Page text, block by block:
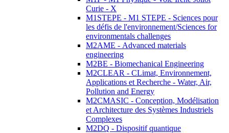
Curie - X
M1STEPE - M1 STEPE - Sciences pour
les défis de l'environnement/Sciences for
environmentals challenges
M2AME - Advanced materials
engineering
M2BE - Biomechanical Engineering
M2CLEAR - CLimat, Environnement,
Applications et Recherche - Water, Air,
Pollution and Energy
M2CMASIC - Conception, Modélisation
et Architecture des Systèmes Industriels
Complexes
M2DQ - Dispositif quantique